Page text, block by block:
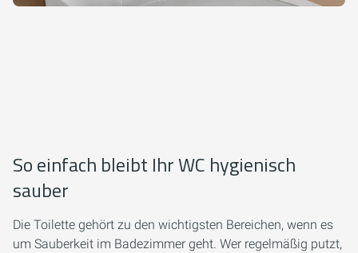
So einfach bleibt Ihr WC hygienisch
sauber
Die Toilette gehört zu den wichtigsten Bereichen, wenn es
um Sauberkeit im Badezimmer geht. Wer regelmäßig putzt,